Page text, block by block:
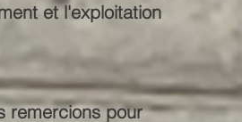
et l'exploitation
remercions pour